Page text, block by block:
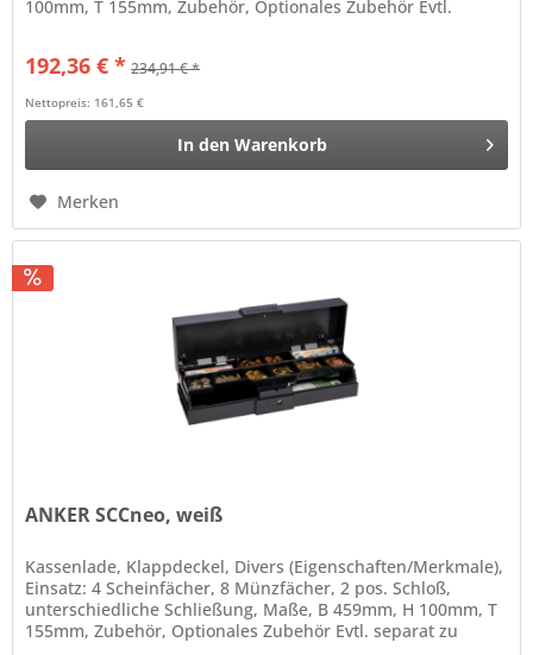
100mm, T 155mm, Zubehör, Optionales Zubehör Evtl.
192,36 € * 234,91 € *
Nettopreis: 161,65 €
In den Warenkorb
Merken
ANKER SCCneo, weiß
Kassenlade, Klappdeckel, Divers (Eigenschaften/Merkmale),
Einsatz: 4 Scheinfächer, 8 Münzfächer, 2 pos. Schloß,
unterschiedliche Schließung, Maße, B 459mm, H 100mm, T
155mm, Zubehör, Optionales Zubehör Evtl. separat zu